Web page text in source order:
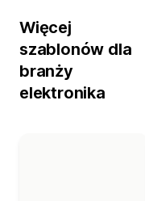
Więcej
szablonów dla
branży
elektronika